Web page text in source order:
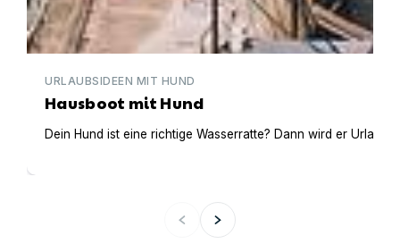
URLAUBSIDEEN MIT HUND
Hausboot mit Hund
Dein Hund ist eine richtige Wasserratte? Dann wird er